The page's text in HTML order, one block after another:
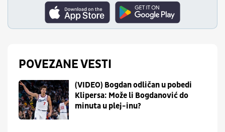
POVEZANE VESTI
(VIDEO) Bogdan odličan u pobedi
Klipersa: Može li Bogdanović do
minuta u plej-inu?